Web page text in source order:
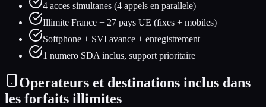
4 acces simultanes (4 appels en parallele)
Illimite France + 27 pays UE (fixes + mobiles)
Softphone + SVI avance + enregistrement
1 numero SDA inclus, support prioritaire
Operateurs et destinations inclus dans
les forfaits illimites